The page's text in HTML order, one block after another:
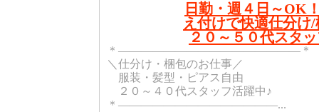
日勤・週４日～OK
え付けで快適仕分け
２０～５０代スタ
＊――――――――――――――――＊
＼仕分け・梱包のお仕事／
服装・髪型・ピアス自由
２０～４０代スタッフ活躍中♪
＊――――――――――――――...